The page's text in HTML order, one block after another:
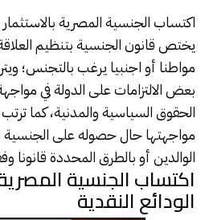
اكتساب الجنسية المصرية بالاستثمار
يختص قانونالجنسيةبتنظيم
مواطنا أو اجنبيا يرغب بالتجنس؛
بعض الالتزامات على الدولة في
الحقوق السياسية والمدنية، كما ترتب
مواجهتها حال حصوله على الجنسية
الوالدين أو بالطرق المحددة قانونا
اكتساب الجنسية
الودائع النقدية